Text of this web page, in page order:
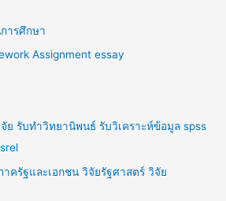
ารศึกษา
Assignment essay
ย รับทำวิทยานิพนธ์ รับวิเคราะห์ข้อมูล spss
ครัฐและเอกชน วิจัยรัฐศาสตร์ วิจัย